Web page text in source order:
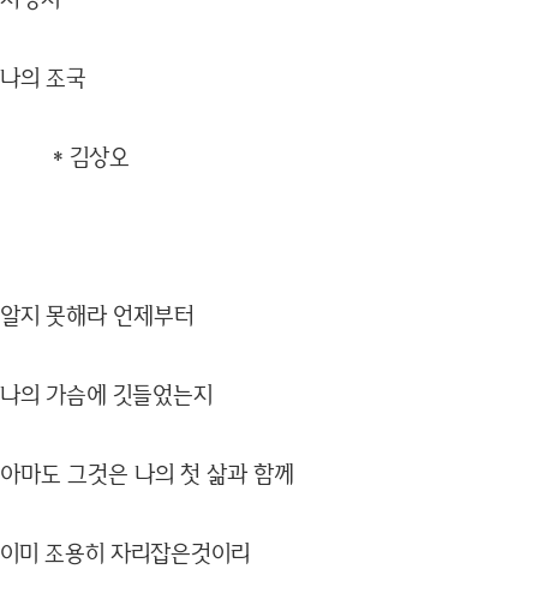
나의 조국
* 김상오
알지 못해라 언제부터
나의 가슴에 깃들었는지
아마도 그것은 나의 첫 삶과 함께
이미 조용히 자리잡은것이리